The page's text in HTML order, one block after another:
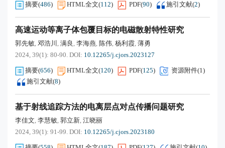
摘要(486) HTML全文(112) PDF(90) 施引文献(2)
高速运动等离子体包覆目标的电磁散射特性研究
郭先敏, 邓浩川 , 满良, 李海燕, 陈伟, 杨利霞, 薄勇
2024, 39(1): 80-90. DOI: 10.12265/j.cjors.2023127
摘要(656) HTML全文(120) PDF(125) 资源附件(1)
施引文献(8)
基于射线追踪方法的电离层点对点传播问题研究
李佳文, 李慧敏, 郭立新, 江晓丽
2024, 39(1): 91-99. DOI: 10.12265/j.cjors.2023180